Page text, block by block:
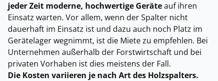
jeder Zeit moderne, hochwertige Geräteauf ihren
Einsatz warten. Vor allem, wenn der Spalter nicht
dauerhaft im Einsatz ist und dazu auch noch Platz im
Gerätelager wegnimmt, ist die Miete zu empfehlen. Bei
Unternehmen außerhalb der Forstwirtschaft und bei
privaten Vorhaben ist dies meistens der Fall.
Die Kosten variieren je nach Art des Holzspalters.